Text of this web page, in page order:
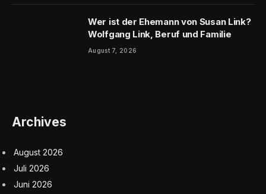
Wer ist der Ehemann von Susan Link?
Wolfgang Link, Beruf und Familie
August 7, 2026
Archives
August 2026
Juli 2026
Juni 2026